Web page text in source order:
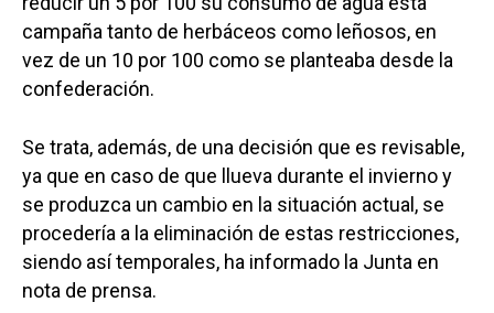
campaña tanto de herbáceos como leñosos, en
vez de un 10 por 100 como se planteaba desde la
confederación.
Se trata, además, de una decisión que es revisable,
ya que en caso de que llueva durante el invierno y
se produzca un cambio en la situación actual, se
procedería a la eliminación de estas restricciones,
siendo así temporales, ha informado la Junta en
nota de prensa.